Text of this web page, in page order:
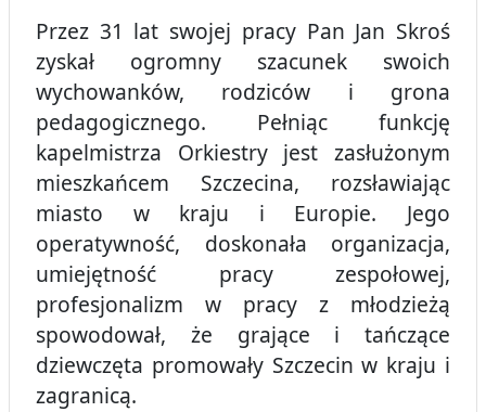
Przez 31 lat swojej pracy Pan Jan Skroś
zyskał ogromny szacunek swoich
wychowanków, rodziców i grona
pedagogicznego. Pełniąc funkcję
kapelmistrza Orkiestry jest zasłużonym
mieszkańcem Szczecina, rozsławiając
miasto w kraju i Europie. Jego
operatywność, doskonała organizacja,
umiejętność pracy zespołowej,
profesjonalizm w pracy z młodzieżą
spowodował, że grające i tańczące
dziewczęta promowały Szczecin w kraju i
zagranicą.